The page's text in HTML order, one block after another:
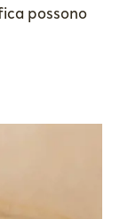
possono